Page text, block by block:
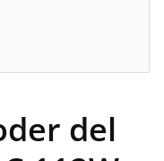
del